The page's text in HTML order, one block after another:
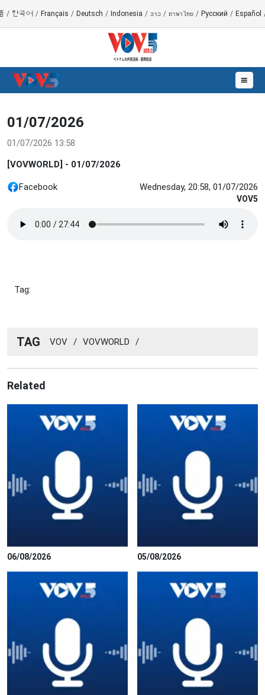
/ 한국어 / Français / Deutsch / Indonesia / ລາວ / ภาษาไทย / Русский / Español
☰
01/07/2026
01/07/2026 13:58
[VOVWORLD] - 01/07/2026
Facebook Wednesday, 20:58, 01/07/2026
VOV5
Tag:
TAG VOV / VOVWORLD /
Related
06/08/2026 05/08/2026